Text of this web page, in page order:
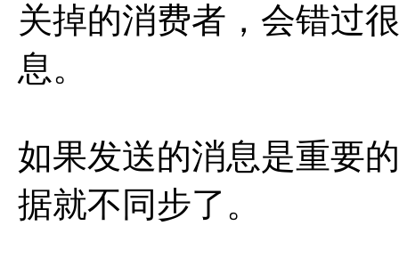
关掉的消费者，会错过
息。
如果发送的消息是重要
据就不同步了。